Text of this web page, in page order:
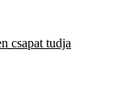
csapat tudja